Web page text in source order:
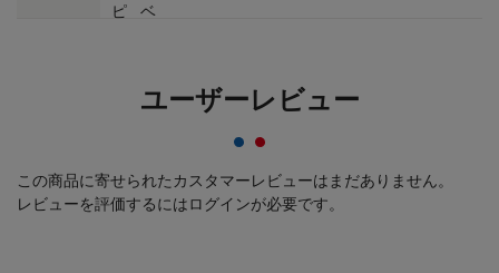
ユーザーレビュー
この商品に寄せられたカスタマーレビューはまだありません。
レビューを評価するにはログインが必要です。